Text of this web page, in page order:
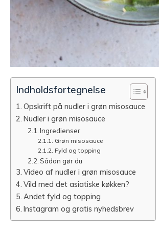
Indholdsfortegnelse
Opskrift på nudler i grøn misosauce
Nudler i grøn misosauce
Ingredienser
Grøn misosauce
Fyld og topping
Sådan gør du
Video af nudler i grøn misosauce
Vild med det asiatiske køkken?
Andet fyld og topping
Instagram og gratis nyhedsbrev